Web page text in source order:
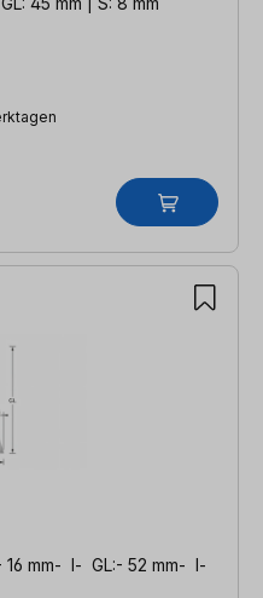
mm- l- GL:- 52 mm- l-